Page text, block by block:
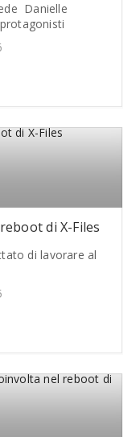
Danielle
di X-Files
di lavorare al